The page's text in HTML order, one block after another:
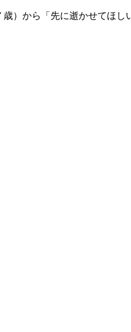
）から「先に逝かせてほ